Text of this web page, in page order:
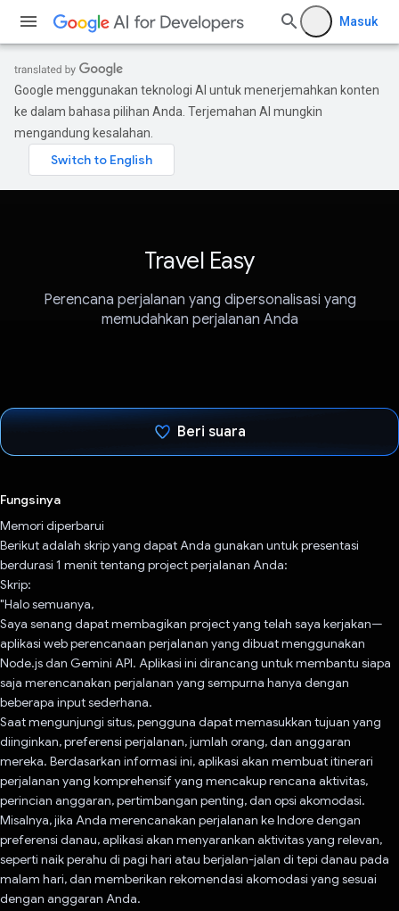
Masuk
Google menggunakan teknologi AI untuk menerjemahkan konten
ke dalam bahasa pilihan Anda. Terjemahan AI mungkin
mengandung kesalahan.
Travel Easy
Perencana perjalanan yang dipersonalisasi yang
memudahkan perjalanan Anda
Beri suara
Fungsinya
Memori diperbarui
Berikut adalah skrip yang dapat Anda gunakan untuk presentasi
berdurasi 1 menit tentang project perjalanan Anda:
Skrip:
"Halo semuanya,
Saya senang dapat membagikan project yang telah saya kerjakan—
aplikasi web perencanaan perjalanan yang dibuat menggunakan
Node.js dan Gemini API. Aplikasi ini dirancang untuk membantu siapa
saja merencanakan perjalanan yang sempurna hanya dengan
beberapa input sederhana.
Saat mengunjungi situs, pengguna dapat memasukkan tujuan yang
diinginkan, preferensi perjalanan, jumlah orang, dan anggaran
mereka. Berdasarkan informasi ini, aplikasi akan membuat itinerari
perjalanan yang komprehensif yang mencakup rencana aktivitas,
perincian anggaran, pertimbangan penting, dan opsi akomodasi.
Misalnya, jika Anda merencanakan perjalanan ke Indore dengan
preferensi danau, aplikasi akan menyarankan aktivitas yang relevan,
seperti naik perahu di pagi hari atau berjalan-jalan di tepi danau pada
malam hari, dan memberikan rekomendasi akomodasi yang sesuai
dengan anggaran Anda.